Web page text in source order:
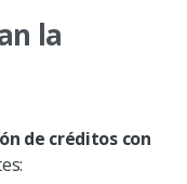
la
de créditos con